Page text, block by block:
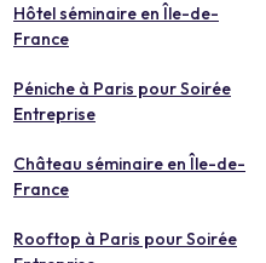
Hôtel séminaire en Île-de-
France
Péniche à Paris pour Soirée
Entreprise
Château séminaire en Île-de-
France
Rooftop à Paris pour Soirée